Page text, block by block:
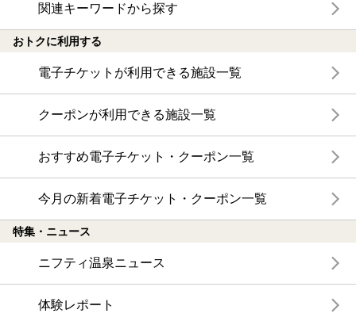
関連キーワードから探す
おトクに利用する
電子チケットが利用できる施設一覧
クーポンが利用できる施設一覧
おすすめ電子チケット・クーポン一覧
今月の新着電子チケット・クーポン一覧
特集・ニュース
ニフティ温泉ニュース
体験レポート